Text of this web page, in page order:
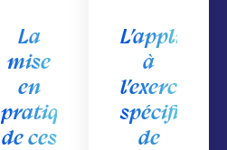
La
mise
en
pratique
de ces
à
l’exercice
spécifique
de